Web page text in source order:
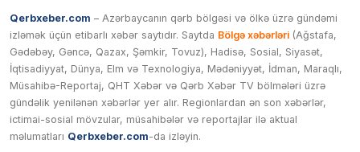
Qerbxeber.com – Azərbaycanın qərb bölgəsi və ölkə üzrə gündəmi
izləmək üçün etibarlı xəbər saytıdır. Saytda Bölgə xəbərləri (Ağstafa,
Gədəbəy, Gəncə, Qazax, Şəmkir, Tovuz), Hadisə, Sosial, Siyasət,
İqtisadiyyat, Dünya, Elm və Texnologiya, Mədəniyyət, İdman, Maraqlı,
Müsahibə-Reportaj, QHT Xəbər və Qərb Xəbər TV bölmələri üzrə
gündəlik yenilənən xəbərlər yer alır. Regionlardan ən son xəbərlər,
ictimai-sosial mövzular, müsahibələr və reportajlar ilə aktual
məlumatları Qerbxeber.com-da izləyin.